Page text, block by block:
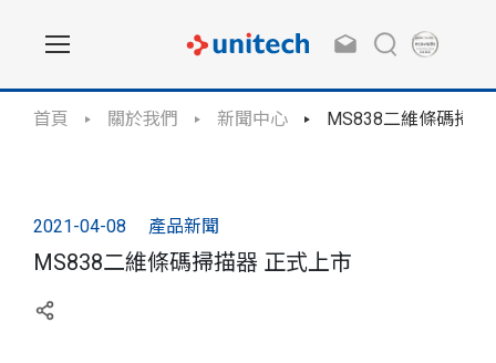
首頁 關於我們 新聞中心 MS838二維條碼掃描
2021-04-08 產品新聞
MS838二維條碼掃描器 正式上市